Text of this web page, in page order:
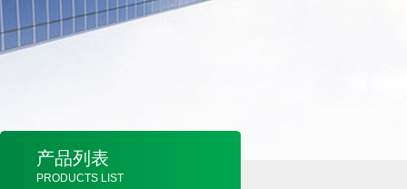
产品列表
PRODUCTS LIST